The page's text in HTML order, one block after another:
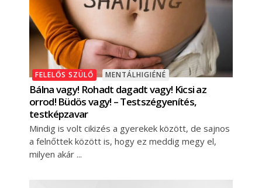
FELELŐS SZÜLŐ MENTÁLHIGIÉNÉ
Bálna vagy! Rohadt dagadt vagy! Kicsi az
orrod! Büdös vagy! – Testszégyenítés,
testképzavar
Mindig is volt cikizés a gyerekek között, de sajnos
a felnőttek között is, hogy ez meddig megy el,
milyen akár